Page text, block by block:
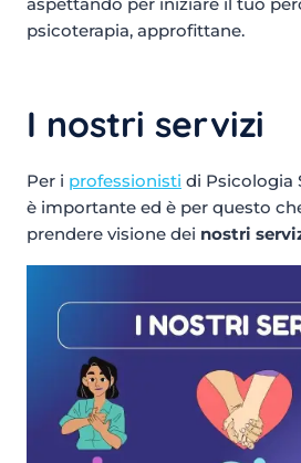
psicoterapia, approfittane.
I nostri servizi
Per i professionisti di Psicologia
è importante ed è per questo
prendere visione dei nostri